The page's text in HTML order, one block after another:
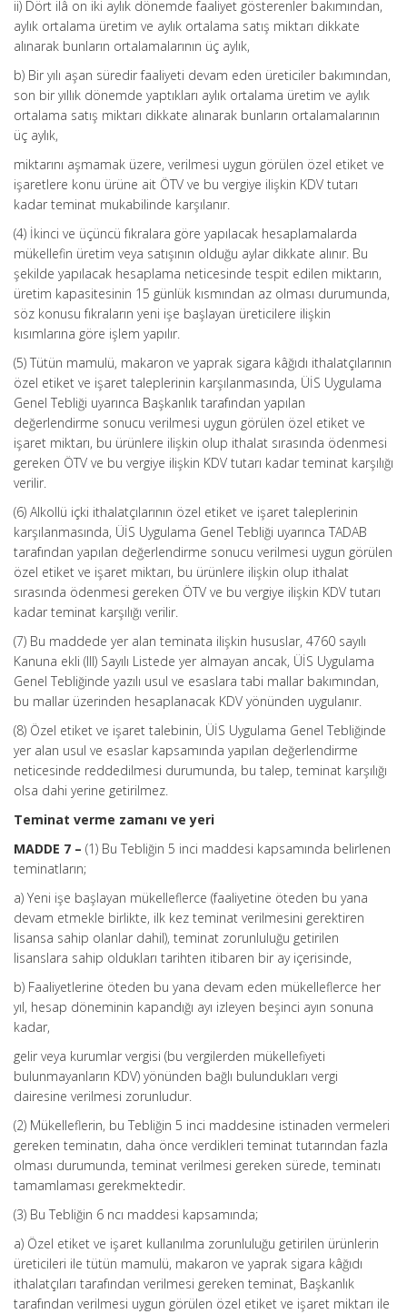
ii) Dört ilâ on iki aylık dönemde faaliyet gösterenler bakımından,
aylık ortalama üretim ve aylık ortalama satış miktarı dikkate
alınarak bunların ortalamalarının üç aylık,
b) Bir yılı aşan süredir faaliyeti devam eden üreticiler bakımından,
son bir yıllık dönemde yaptıkları aylık ortalama üretim ve aylık
ortalama satış miktarı dikkate alınarak bunların ortalamalarının
üç aylık,
miktarını aşmamak üzere, verilmesi uygun görülen özel etiket ve
işaretlere konu ürüne ait ÖTV ve bu vergiye ilişkin KDV tutarı
kadar teminat mukabilinde karşılanır.
(4) İkinci ve üçüncü fıkralara göre yapılacak hesaplamalarda
mükellefin üretim veya satışının olduğu aylar dikkate alınır. Bu
şekilde yapılacak hesaplama neticesinde tespit edilen miktarın,
üretim kapasitesinin 15 günlük kısmından az olması durumunda,
söz konusu fıkraların yeni işe başlayan üreticilere ilişkin
kısımlarına göre işlem yapılır.
(5) Tütün mamulü, makaron ve yaprak sigara kâğıdı ithalatçılarının
özel etiket ve işaret taleplerinin karşılanmasında, ÜİS Uygulama
Genel Tebliği uyarınca Başkanlık tarafından yapılan
değerlendirme sonucu verilmesi uygun görülen özel etiket ve
işaret miktarı, bu ürünlere ilişkin olup ithalat sırasında ödenmesi
gereken ÖTV ve bu vergiye ilişkin KDV tutarı kadar teminat karşılığı
verilir.
(6) Alkollü içki ithalatçılarının özel etiket ve işaret taleplerinin
karşılanmasında, ÜİS Uygulama Genel Tebliği uyarınca TADAB
tarafından yapılan değerlendirme sonucu verilmesi uygun görülen
özel etiket ve işaret miktarı, bu ürünlere ilişkin olup ithalat
sırasında ödenmesi gereken ÖTV ve bu vergiye ilişkin KDV tutarı
kadar teminat karşılığı verilir.
(7) Bu maddede yer alan teminata ilişkin hususlar, 4760 sayılı
Kanuna ekli (III) Sayılı Listede yer almayan ancak, ÜİS Uygulama
Genel Tebliğinde yazılı usul ve esaslara tabi mallar bakımından,
bu mallar üzerinden hesaplanacak KDV yönünden uygulanır.
(8) Özel etiket ve işaret talebinin, ÜİS Uygulama Genel Tebliğinde
yer alan usul ve esaslar kapsamında yapılan değerlendirme
neticesinde reddedilmesi durumunda, bu talep, teminat karşılığı
olsa dahi yerine getirilmez.
Teminat verme zamanı ve yeri
MADDE 7 – (1) Bu Tebliğin 5 inci maddesi kapsamında belirlenen
teminatların;
a) Yeni işe başlayan mükelleflerce (faaliyetine öteden bu yana
devam etmekle birlikte, ilk kez teminat verilmesini gerektiren
lisansa sahip olanlar dahil), teminat zorunluluğu getirilen
lisanslara sahip oldukları tarihten itibaren bir ay içerisinde,
b) Faaliyetlerine öteden bu yana devam eden mükelleflerce her
yıl, hesap döneminin kapandığı ayı izleyen beşinci ayın sonuna
kadar,
gelir veya kurumlar vergisi (bu vergilerden mükellefiyeti
bulunmayanların KDV) yönünden bağlı bulundukları vergi
dairesine verilmesi zorunludur.
(2) Mükelleflerin, bu Tebliğin 5 inci maddesine istinaden vermeleri
gereken teminatın, daha önce verdikleri teminat tutarından fazla
olması durumunda, teminat verilmesi gereken sürede, teminatı
tamamlaması gerekmektedir.
(3) Bu Tebliğin 6 ncı maddesi kapsamında;
a) Özel etiket ve işaret kullanılma zorunluluğu getirilen ürünlerin
üreticileri ile tütün mamulü, makaron ve yaprak sigara kâğıdı
ithalatçıları tarafından verilmesi gereken teminat, Başkanlık
tarafından verilmesi uygun görülen özel etiket ve işaret miktarı ile